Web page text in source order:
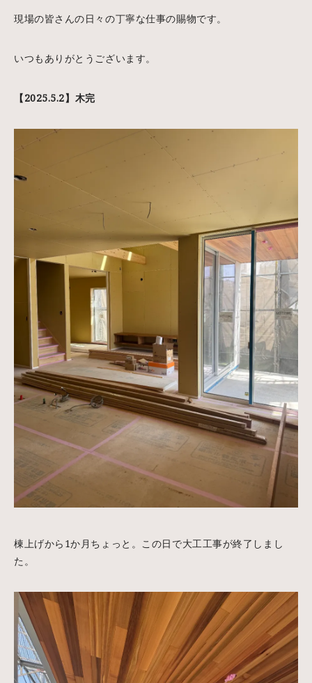
現場の皆さんの日々の丁寧な仕事の賜物です。
いつもありがとうございます。
【2025.5.2】木完
棟上げから1か月ちょっと。この日で大工工事が終了しまし
た。